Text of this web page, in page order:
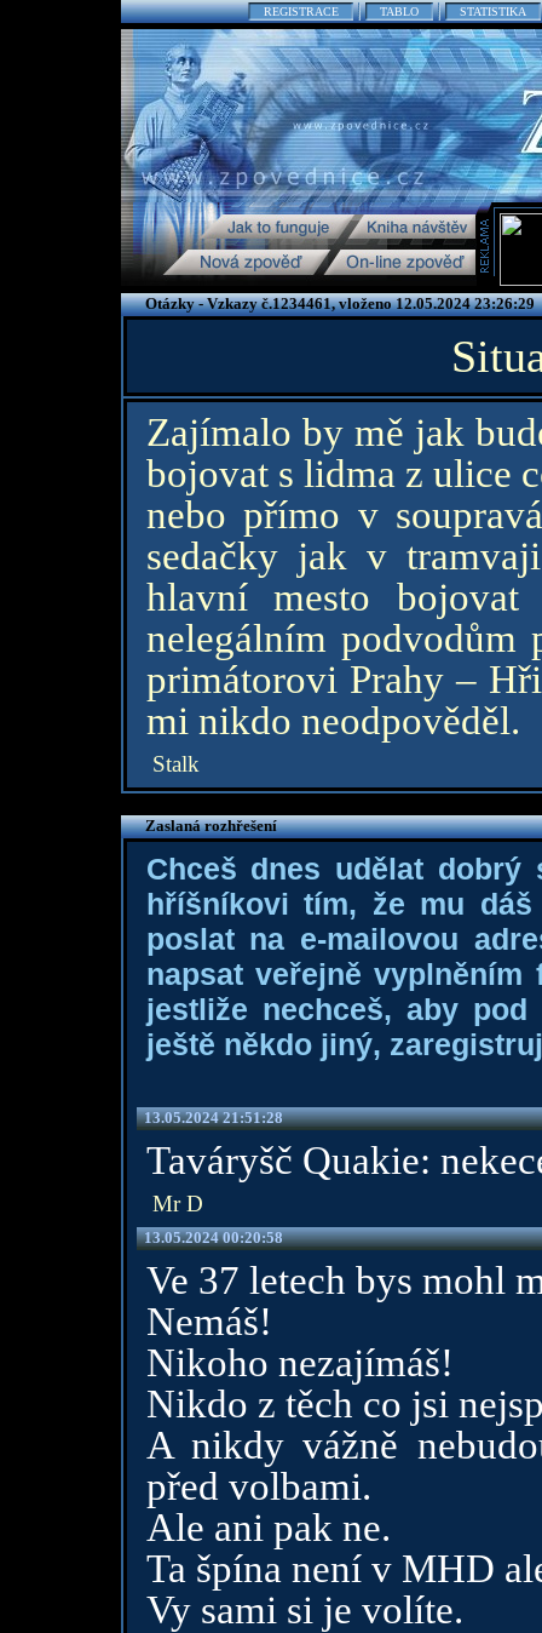
REGISTRACE TABLO STATISTIKA
Otázky - Vzkazy č.1234461, vloženo 12.05.2024 23:26:29
Zajímalo by mě jak
bojovat s lidma z ulice
nebo přímo v
sedačky jak v
hlavní mesto
nelegálním podvodům
primátorovi Prahy –
mi nikdo neodpověděl.
Stalk
Zaslaná rozhřešení
Chceš dnes udělat dobrý
hříšníkovi tím, že mu
poslat na e-mailovou
napsat veřejně
jestliže nechceš, aby
ještě někdo jiný,
13.05.2024 21:51:28
Taváryšč Quakie:
Mr D
13.05.2024 00:20:58
Ve 37 letech bys mohl
Nemáš!
Nikoho nezajímáš!
Nikdo z těch co jsi
A nikdy vážně
před volbami.
Ale ani pak ne.
Ta špína není v MHD
Vy sami si je volíte.